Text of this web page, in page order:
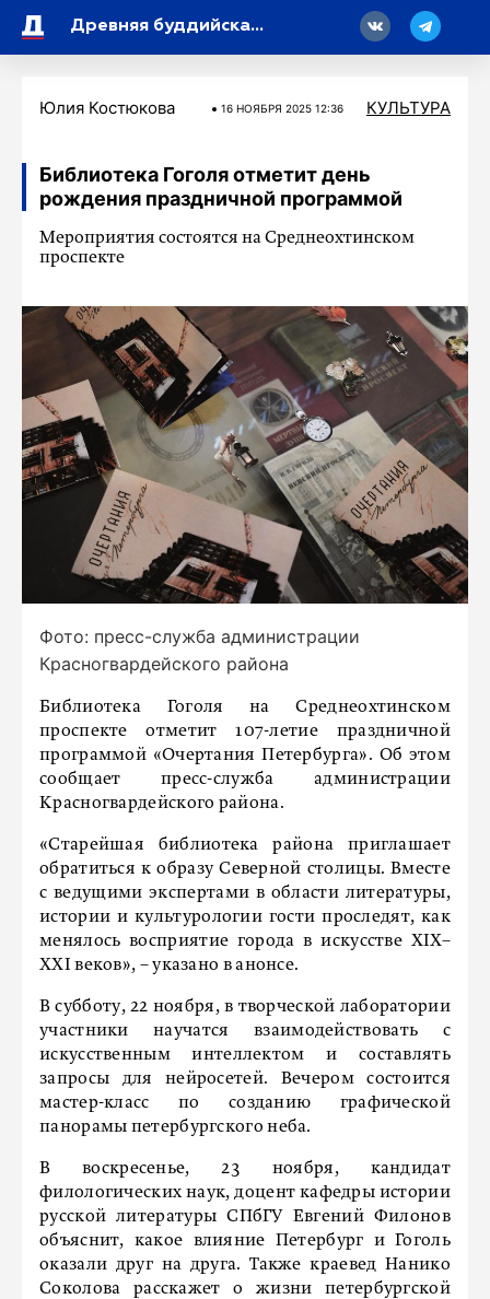
Древняя буддийская роспись XI-XII веков вернулась в Эрмитаж
Юлия Костюкова 16 НОЯБРЯ 2025 12:36 КУЛЬТУРА
Библиотека Гоголя отметит день
рождения праздничной программой
Мероприятия состоятся на Среднеохтинском
проспекте
Фото: пресс-служба администрации
Красногвардейского района
Библиотека Гоголя на Среднеохтинском
проспекте отметит 107-летие праздничной
программой «Очертания Петербурга». Об этом
сообщает пресс-служба администрации
Красногвардейского района.
«Старейшая библиотека района приглашает
обратиться к образу Северной столицы. Вместе
с ведущими экспертами в области литературы,
истории и культурологии гости проследят, как
менялось восприятие города в искусстве XIX–
XXI веков», – указано в анонсе.
В субботу, 22 ноября, в творческой лаборатории
участники научатся взаимодействовать с
искусственным интеллектом и составлять
запросы для нейросетей. Вечером состоится
мастер-класс по созданию графической
панорамы петербургского неба.
В воскресенье, 23 ноября, кандидат
филологических наук, доцент кафедры истории
русской литературы СПбГУ Евгений Филонов
объяснит, какое влияние Петербург и Гоголь
оказали друг на друга. Также краевед Нанико
Соколова расскажет о жизни петербургской